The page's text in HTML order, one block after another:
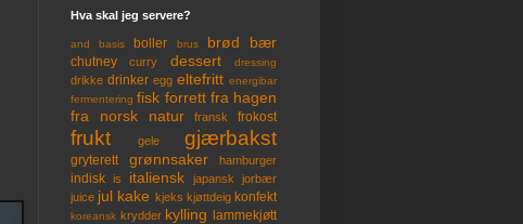
Hva skal jeg servere?
and basis boller brus brød bær
chutney curry dessert dressing
drikke drinker egg eltefritt energibar
fermentering fisk forrett fra hagen
fra norsk natur
fransk frokost
frukt gele gjærbakst
gryterett grønnsaker hamburger
indisk is italiensk japansk
jorbær
juice jul kake kjeks kjøttdeig konfekt
koreansk krydder kylling
lammekjøtt